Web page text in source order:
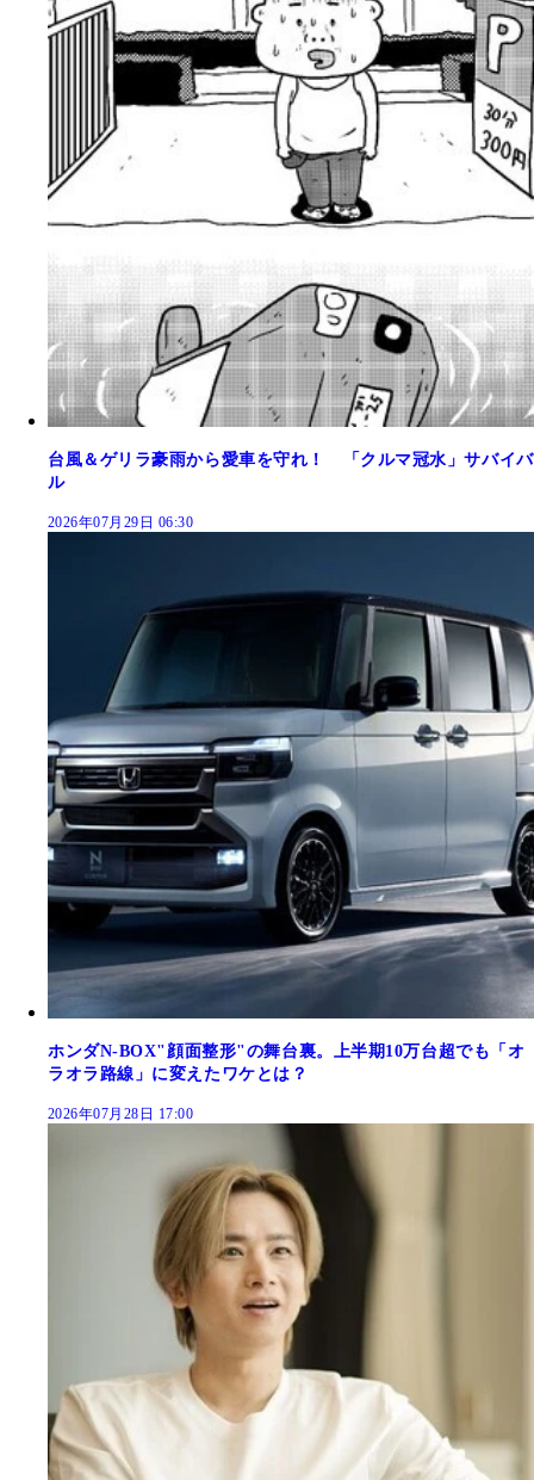
台風＆ゲリラ豪雨から愛車を守れ！ 「クルマ冠水」サバイバ
ル
2026年07月29日 06:30
ホンダN-BOX"顔面整形"の舞台裏。上半期10万台超でも「オ
ラオラ路線」に変えたワケとは？
2026年07月28日 17:00